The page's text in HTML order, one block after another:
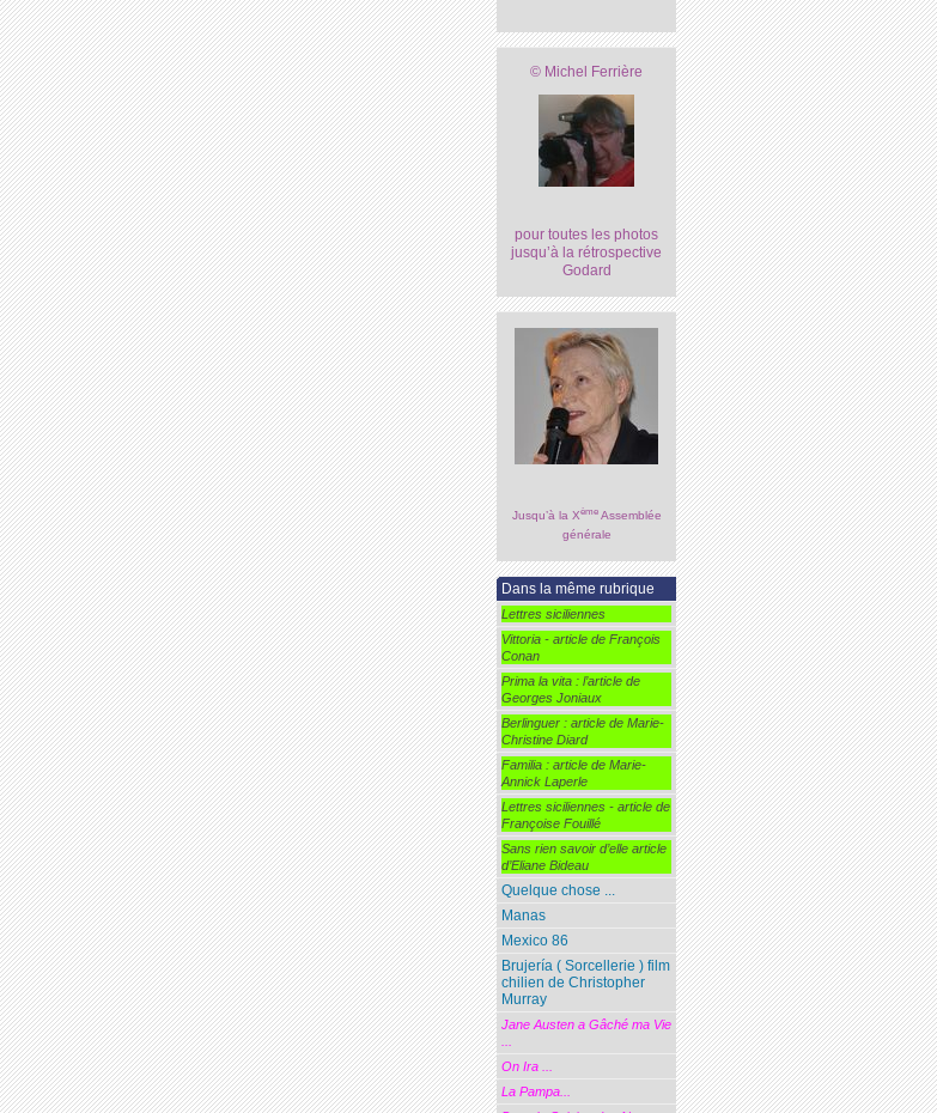
© Michel Ferrière
pour toutes les photos
jusqu’à la rétrospective
Godard
Jusqu’à la XèmeAssemblée
générale
Dans la même rubrique
Lettres siciliennes
Vittoria - article de François
Conan
Prima la vita : l’article de
Georges Joniaux
Berlinguer : article de Marie-
Christine Diard
Familia : article de Marie-
Annick Laperle
Lettres siciliennes - article de
Françoise Fouillé
Sans rien savoir d’elle article
d’Eliane Bideau
Quelque chose ...
Manas
Mexico 86
Brujería ( Sorcellerie ) film
chilien de Christopher
Murray
Jane Austen a Gâché ma Vie
...
On Ira ...
La Pampa...